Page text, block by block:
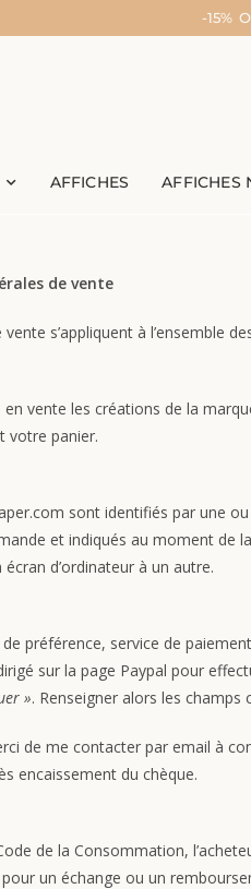
-15%
AFFICHES AFFICHES
de vente
s’appliquent à l’ensemble
vente les créations de la
votre panier.
sont identifiés par une
et indiqués au moment de
d’ordinateur à un autre.
préférence, service de
sur la page Paypal pour
». Renseigner alors les
de me contacter par email à
encaissement du chèque.
de la Consommation,
un échange ou un